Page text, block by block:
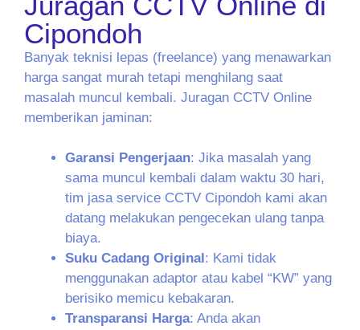
Cipondoh
Banyak teknisi lepas (freelance) yang menawarkan
harga sangat murah tetapi menghilang saat
masalah muncul kembali. Juragan CCTV Online
memberikan jaminan:
Garansi Pengerjaan: Jika masalah yang
sama muncul kembali dalam waktu 30 hari,
tim jasa service CCTV Cipondoh kami akan
datang melakukan pengecekan ulang tanpa
biaya.
Suku Cadang Original : Kami tidak
menggunakan adaptor atau kabel “KW” yang
berisiko memicu kebakaran.
Transparansi Harga: Anda akan